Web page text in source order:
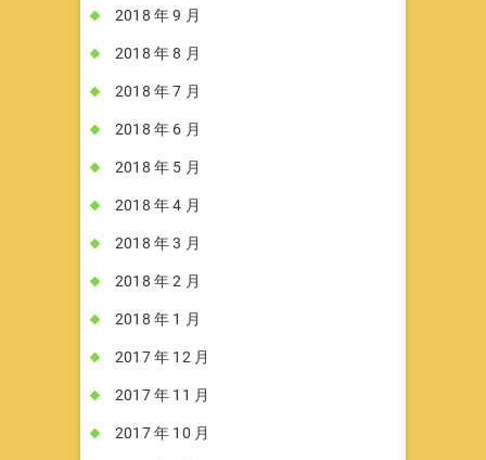
2018 年 9 月
2018 年 8 月
2018 年 7 月
2018 年 6 月
2018 年 5 月
2018 年 4 月
2018 年 3 月
2018 年 2 月
2018 年 1 月
2017 年 12 月
2017 年 11 月
2017 年 10 月